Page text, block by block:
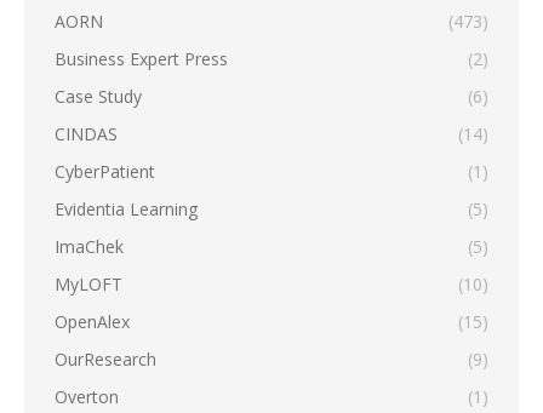
AORN
(473)
Business Expert Press
(2)
Case Study
(6)
CINDAS
(14)
CyberPatient
(1)
Evidentia Learning
(5)
ImaChek
(5)
MyLOFT
(10)
OpenAlex
(15)
OurResearch
(9)
Overton
(1)